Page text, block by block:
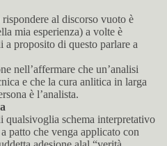
al discorso vuoto è
mia esperienza) a volte è
proposito di questo parlare a
nell’affermare che un’analisi
e che la cura anlitica in larga
è l’analista.
qualsivoglia schema interpretativo
patto che venga applicato con